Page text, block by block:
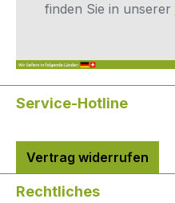
finden Sie in unserer
Service-Hotline
Vertrag widerrufen
Rechtliches